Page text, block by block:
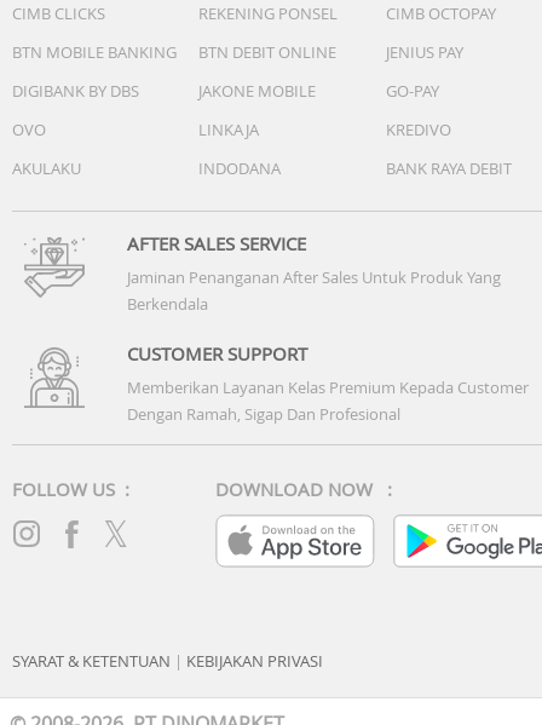
CIMB CLICKS
REKENING PONSEL
CIMB OCTOPAY
BTN MOBILE BANKING
BTN DEBIT ONLINE
JENIUS PAY
DIGIBANK BY DBS
JAKONE MOBILE
GO-PAY
OVO
LINKAJA
KREDIVO
AKULAKU
INDODANA BANK RAYA DEBIT
AFTER SALES SERVICE
Jaminan Penanganan After Sales Untuk Produk Yang
Berkendala
CUSTOMER SUPPORT
Memberikan Layanan Kelas Premium Kepada Customer
Dengan Ramah, Sigap Dan Profesional
FOLLOW US : DOWNLOAD NOW :
SYARAT & KETENTUAN | KEBIJAKAN PRIVASI